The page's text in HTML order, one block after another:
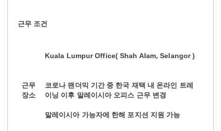
근무 조건
근무
장소
Kuala Lumpur Office( Shah Alam, Selangor )
코로나 팬더믹 기간 중 한국 재택 내 온라인 트레
이닝 이후 말레이시아 오피스 근무 변경
말레이시아 가능자에 한해 포지션 지원 가능